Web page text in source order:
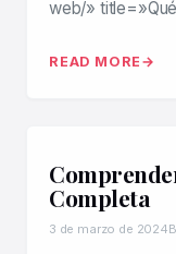
web/»
READ MORE
Completa
3 de marzo de 2024